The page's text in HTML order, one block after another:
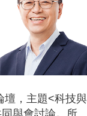
壇，主題<科技與